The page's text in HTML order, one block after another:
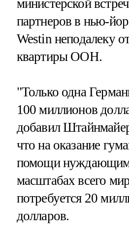
министерской
партнеров в нью-
Westin неподалеку
квартиры ООН.
"Только одна
100 миллионов
добавил
что на оказание
помощи
масштабах всего
потребуется 20
долларов.